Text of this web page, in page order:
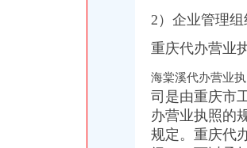
司_工商信息_电话_地址_信用信息_财务信息
注册|公司代办_武汉企业注册代理服务中心
公司子石分部_【电话地址_招聘信息_注册信
近快递公司_快递网点_快递电话】-重庆赶
2）企业管理
重庆代办营业
海棠溪代办营业
司是由重庆市
办营业执照的
规定。 重庆代